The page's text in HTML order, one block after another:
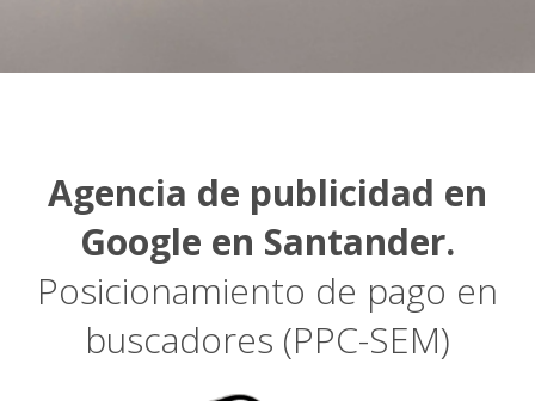
Agencia de publicidad en
Google en Santander.
Posicionamiento de pago en
buscadores (PPC-SEM)